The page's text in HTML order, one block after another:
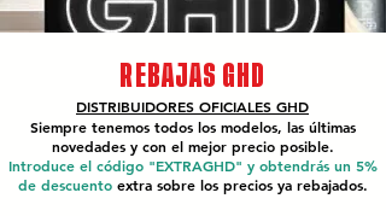
REBAJAS GHD
DISTRIBUIDORES OFICIALES GHD
Siempre tenemos todos los modelos, las últimas
novedades y con el mejor precio posible.
Introduce el código "EXTRAGHD" y obtendrás un 5%
de descuento extra sobre los precios ya rebajados.